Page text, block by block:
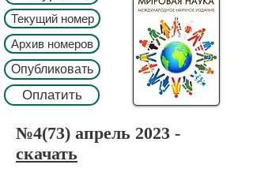
Текущий номер
Архив номеров
Опубликовать
Оплатить
№4(73) апрель 2023 -
скачать